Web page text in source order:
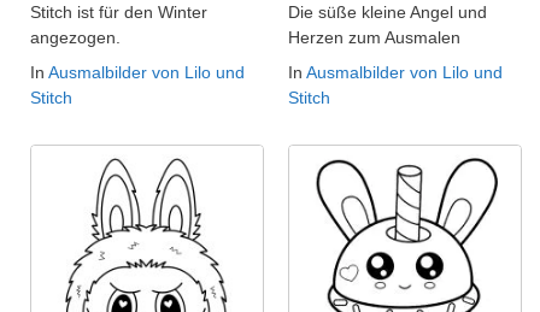
Stitch ist für den Winter
angezogen.
In Ausmalbilder von Lilo und
Stitch
Die süße kleine Angel und
Herzen zum Ausmalen
In Ausmalbilder von Lilo und
Stitch